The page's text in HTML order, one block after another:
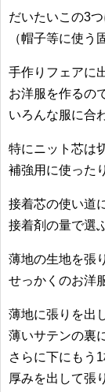
だいたいこの3つ
（帽子等に使う
手作りフェアに
お洋服を作るの
いろんな服に合
特にニット芯は
補強用に使った
接着芯の使い道
接着剤の量で選
薄地の生地を張
せっかくのお洋
薄地に張りを出
薄いサテンの裏
さらに下にもう
厚みを出して張